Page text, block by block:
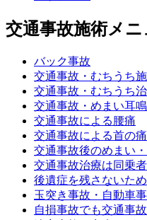
交通事故施術メニ
バック事故
交通事故・むちうち
交通事故・むちうち
交通事故・めまい耳鳴
交通事故による腰痛
交通事故による首の
交通事故後のめまい
交通事故治療は同乗
後遺症を残さないた
玉突き事故・自動車
自損事故でも交通事